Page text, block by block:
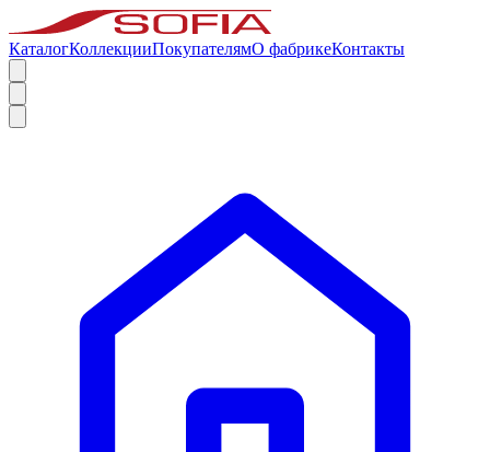
КаталогКоллекцииПокупателямО фабрикеКонтакты